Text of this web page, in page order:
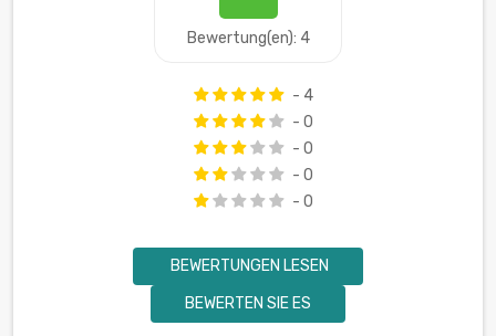
Bewertung(en): 4
- 4
- 0
- 0
- 0
- 0
BEWERTUNGEN LESEN
BEWERTEN SIE ES